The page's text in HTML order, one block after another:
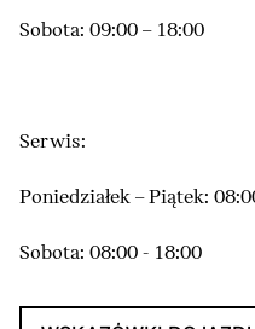
Sobota: 09:00 – 18:00
Serwis:
Poniedziałek – Piątek:
Sobota: 08:00 - 18:00